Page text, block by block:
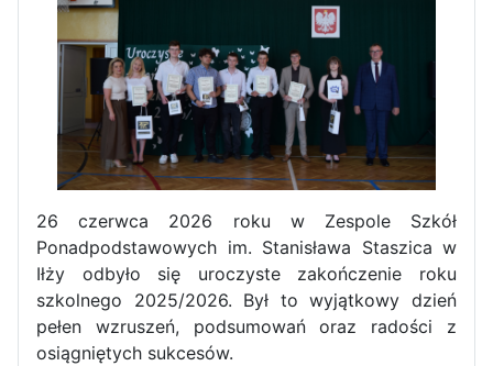
Zawody Sportowo – Obronne
klas OPW
Apel z okazji 235-tej rocznicy
uchwalenia Konstytucji 3 Maja
26 czerwca 2026 roku w Zespole Szkół
Ponadpodstawowych im. Stanisława Staszica w
Iłży odbyło się uroczyste zakończenie roku
szkolnego 2025/2026. Był to wyjątkowy dzień
pełen wzruszeń, podsumowań oraz radości z
osiągniętych sukcesów.